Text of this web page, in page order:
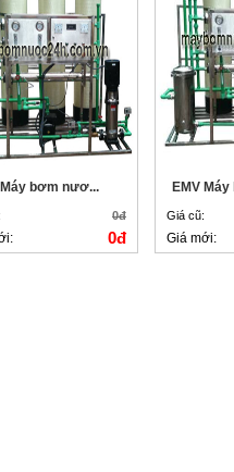
bơm nươ...
0đ
0đ
EMV
Giá cũ:
Giá mới: